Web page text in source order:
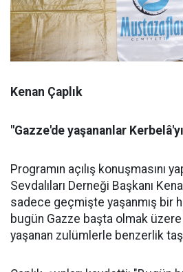
Kenan Çaplık
"Gazze'de yaşananlar
Programın açılış konuşmasını
Sevdalıları Derneği Başkanı
sadece geçmişte yaşanmış bir
bugün Gazze başta olmak
yaşanan zulümlerle benzerlik